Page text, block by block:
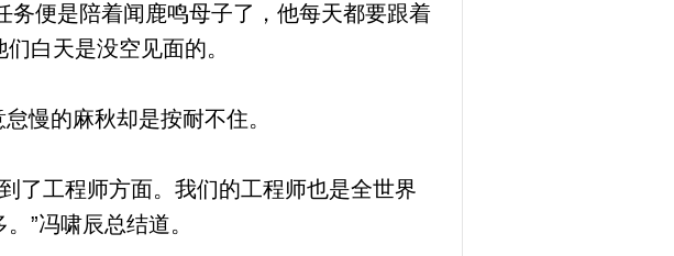
便是陪着闻鹿鸣母子了，他每天都要跟着
白天是没空见面的。
慢的麻秋却是按耐不住。
了工程师方面。我们的工程师也是全世界
”冯啸辰总结道。